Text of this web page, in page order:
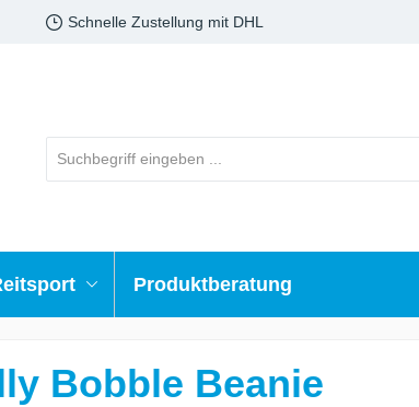
Schnelle Zustellung mit DHL
Produktberatung
Bobble Beanie